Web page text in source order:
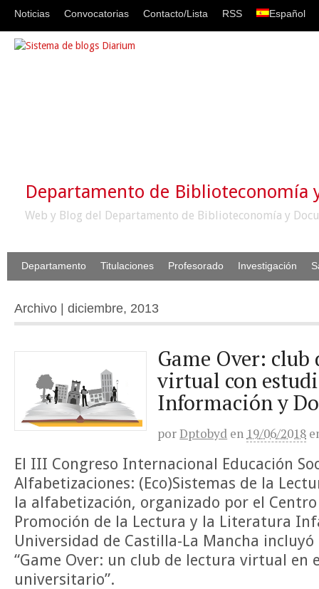
Noticias Convocatorias Contacto/Lista RSS Español
Departamento de Biblioteconomía
Web y Blog del Departamento de Biblioteconomía y
Departamento Titulaciones Profesorado Investigación
Archivo | diciembre, 2013
Game Over: club
virtual con
Información y
porDptobyd en 19/06/2018
El III Congreso Internacional Educación
Alfabetizaciones: (Eco)Sistemas de la
la alfabetización, organizado por el
Promoción de la Lectura y la Literatura
Universidad de Castilla-La Mancha
“Game Over: un club de lectura virtual en
universitario”.